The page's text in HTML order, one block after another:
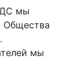
мы
Общества
мы